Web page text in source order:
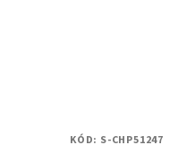
KÓD: S-CHP51247